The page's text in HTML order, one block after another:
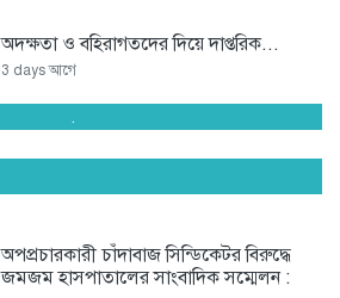
অদক্ষতা ও বহিরাগতদের দিয়ে দাপ্তরিক...
3 days আগে
স্কপ কেন্দ্রীয় নেতৃবৃন্দের সঙ্গে কক্সবাজার...
4 days আগে
সামুদ্রিক পরিবেশ রক্ষায় কুতুবদিয়া ব্লু...
.
অপপ্রচারকারী চাঁদাবাজ সিন্ডিকেটর বিরুদ্ধে
জমজম হাসপাতালের সাংবাদিক সম্মেলন :